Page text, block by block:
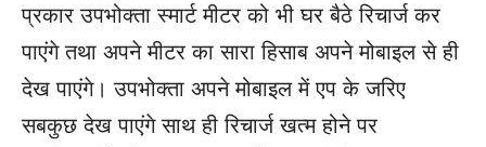
प्रकार उपभोक्ता स्मार्ट मीटर को भी घर बैठे रिचार्ज कर
पाएंगे तथा अपने मीटर का सारा हिसाब अपने मोबाइल से ही
देख पाएंगे। उपभोक्ता अपने मोबाइल में एप के जरिए
सबकुछ देख पाएंगे साथ ही रिचार्ज खत्म होने पर